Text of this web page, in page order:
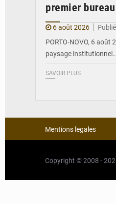
premier
6 août 2026
PORTO-NOVO, 6 août
paysage
SAVOIR PLUS
Mentions legales
Copyright © 2008 -